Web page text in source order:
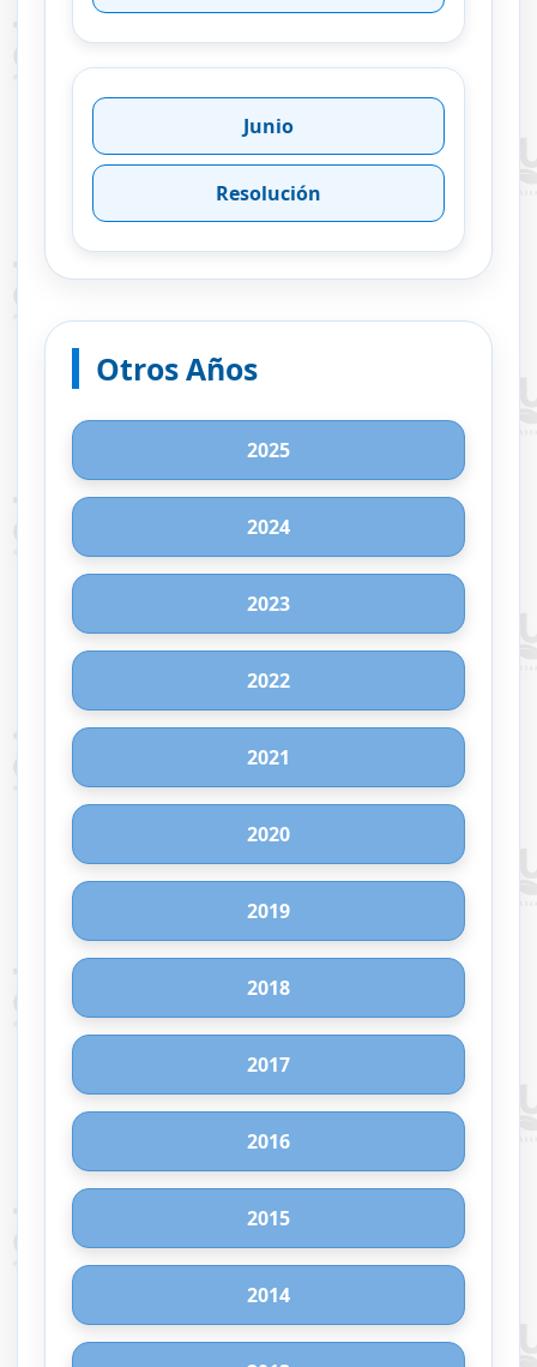
Junio
Resolución
Otros Años
2025
2024
2023
2022
2021
2020
2019
2018
2017
2016
2015
2014